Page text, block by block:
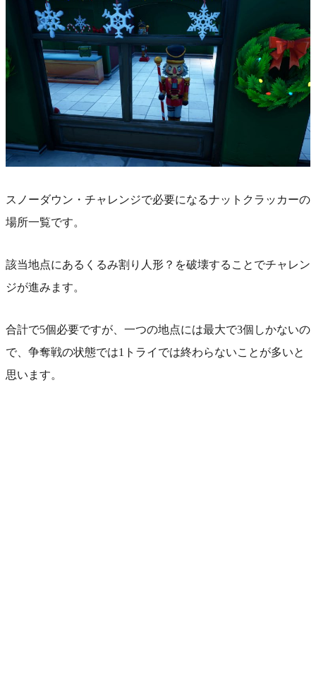
スノーダウン・チャレンジで必要になるナットクラッカーの
場所一覧です。
該当地点にあるくるみ割り人形？を破壊することでチャレン
ジが進みます。
合計で5個必要ですが、一つの地点には最大で3個しかないの
で、争奪戦の状態では1トライでは終わらないことが多いと
思います。